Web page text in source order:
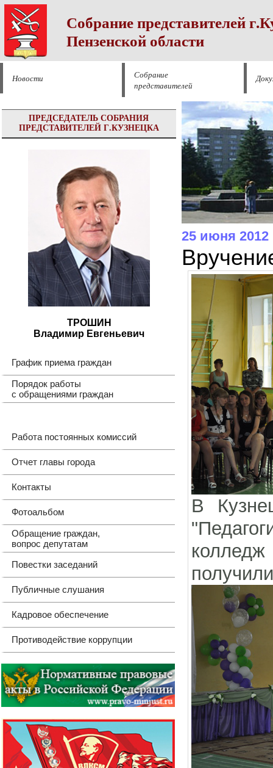
Собрание представителей
Пензенской области
Новости
Собрание
представителей
ПРЕДСЕДАТЕЛЬ СОБРАНИЯ
ПРЕДСТАВИТЕЛЕЙ Г.КУЗНЕЦКА
ТРОШИН
Владимир Евгеньевич
График приема граждан
Порядок работы
с обращениями граждан
Работа постоянных комиссий
Отчет главы города
Контакты
Фотоальбом
Обращение граждан,
вопрос депутатам
Повестки заседаний
Публичные слушания
Кадровое обеспечение
Противодействие коррупции
25 июня 2012
В